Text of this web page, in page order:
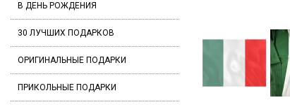
В ДЕНЬ РОЖДЕНИЯ
30 ЛУЧШИХ ПОДАРКОВ
ОРИГИНАЛЬНЫЕ ПОДАРКИ
ПРИКОЛЬНЫЕ ПОДАРКИ